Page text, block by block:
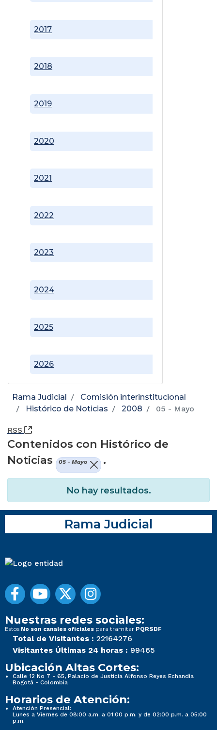
2017
2018
2019
2020
2021
2022
2023
2024
2025
2026
Rama Judicial
Comisión interinstitucional
Histórico de Noticias
2008 05 - Mayo
RSS (Abre una nueva ventana)
Contenidos con Histórico de
Noticias
05 - Mayo .
No hay resultados.
Rama Judicial
Nuestras redes sociales:
Estos No son canales oficiales para tramitar PQRSDF
Total de Visitantes : 22164276
Visitantes Últimas 24 horas : 99465
Ubicación Altas Cortes:
Calle 12 No 7 - 65, Palacio de Justicia Alfonso Reyes Echandía
Bogotá - Colombia
Horarios de Atención:
Atención Presencial:
Lunes a Viernes de 08:00 a.m. a 01:00 p.m. y de 02:00 p.m. a 05:00
p.m.